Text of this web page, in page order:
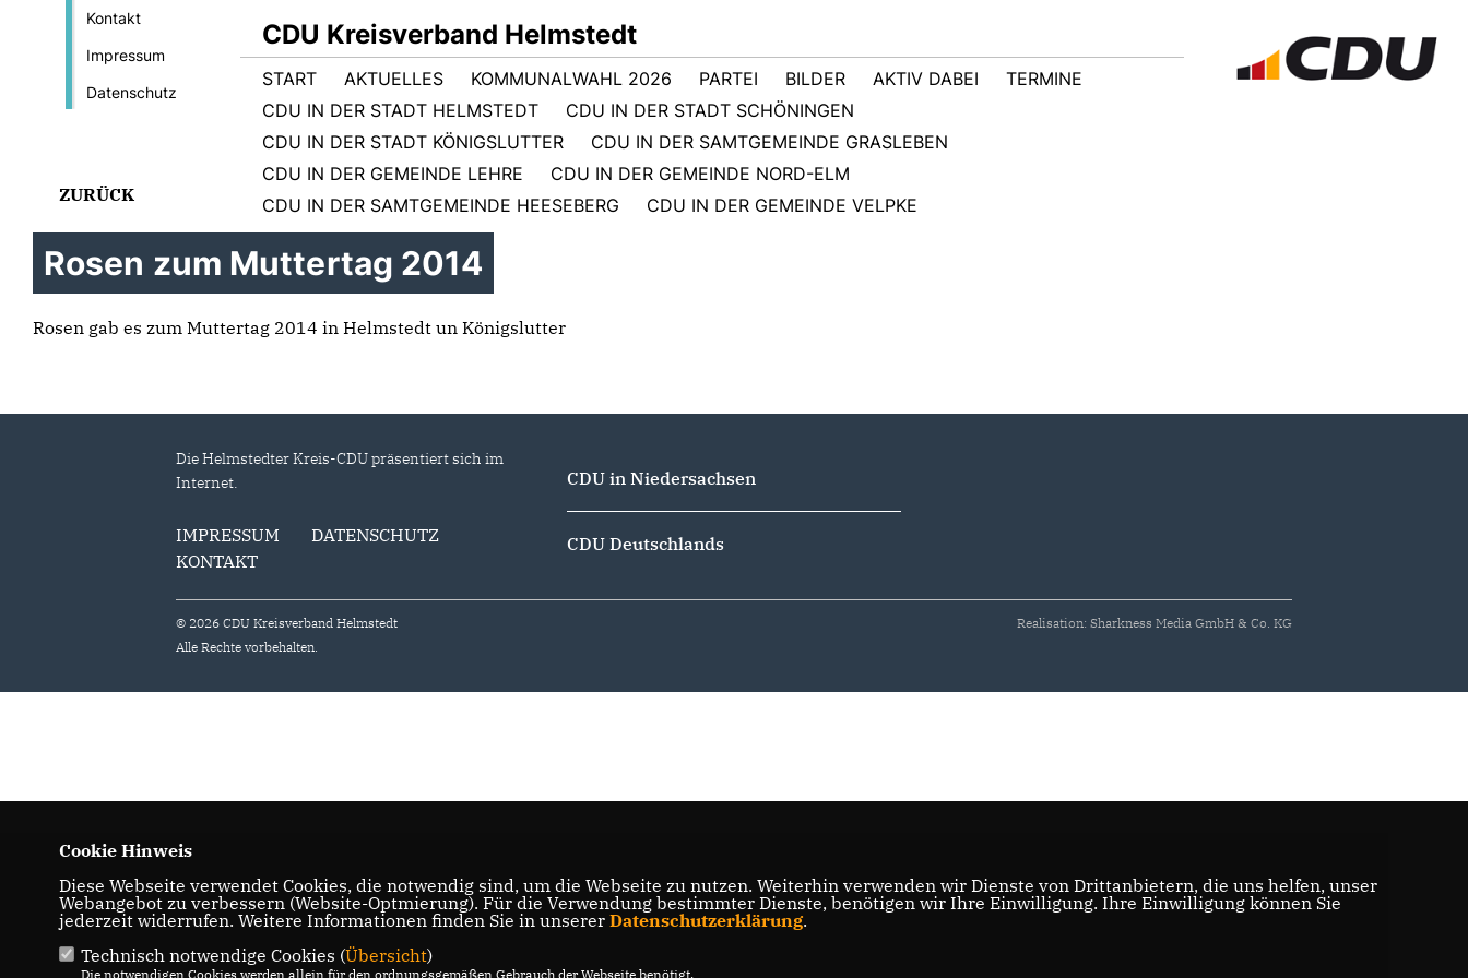
Kontakt
Impressum
Datenschutz
CDU Kreisverband Helmstedt
START AKTUELLES KOMMUNALWAHL 2026 PARTEI BILDER AKTIV DABEI
TERMINE
CDU IN DER STADT HELMSTEDT
CDU IN DER STADT SCHÖNINGEN
CDU IN DER STADT KÖNIGSLUTTER
CDU IN DER SAMTGEMEINDE GRASLEBEN
CDU IN DER GEMEINDE LEHRE
CDU IN DER GEMEINDE NORD-ELM
CDU IN DER SAMTGEMEINDE HEESEBERG
CDU IN DER GEMEINDE VELPKE
ZURÜCK
Rosen zum Muttertag 2014
Rosen gab es zum Muttertag 2014 in Helmstedt un Königslutter
Die Helmstedter Kreis-CDU präsentiert sich im
Internet.
IMPRESSUM
DATENSCHUTZ
KONTAKT
CDU in Niedersachsen
CDU Deutschlands
© 2026 CDU Kreisverband Helmstedt
Alle Rechte vorbehalten.
Realisation: Sharkness Media GmbH & Co. KG
Cookie Hinweis
Diese Webseite verwendet Cookies, die notwendig sind, um die Webseite zu nutzen. Weiterhin verwenden wir Dienste von Drittanbietern, die uns helfen, unser
Webangebot zu verbessern (Website-Optmierung). Für die Verwendung bestimmter Dienste, benötigen wir Ihre Einwilligung. Ihre Einwilligung können Sie
jederzeit widerrufen. Weitere Informationen finden Sie in unserer Datenschutzerklärung.
Technisch notwendige Cookies (Übersicht)
Die notwendigen Cookies werden allein für den ordnungsgemäßen Gebrauch der Webseite benötigt.